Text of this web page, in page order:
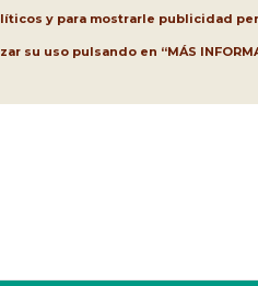
y para mostrarle publicidad
su uso pulsando en “MÁS